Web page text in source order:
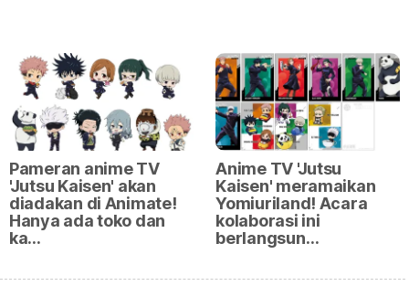
Pameran anime TV
'Jutsu Kaisen' akan
diadakan di Animate!
Hanya ada toko dan
ka…
Anime TV 'Jutsu
Kaisen' meramaikan
Yomiuriland! Acara
kolaborasi ini
berlangsun…